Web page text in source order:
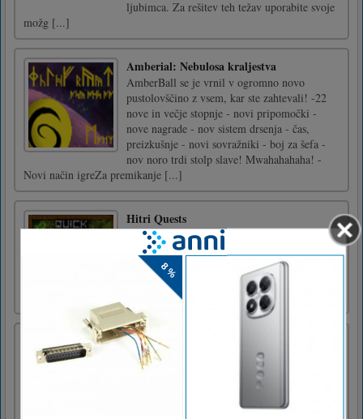
ljubimca. Za rešitev teh težav uporabite svoje
možg [...]
Amberial: Nebulosa kraljestva
AmberBall se je vrnil v ogromno novo
pustolovščino z vsem, kar ste zahtevali! -22
nove in večje stopnje - novi pripomočki -
nove nagrade - nov sistem drsenja - čas,
preizkušnje - novi sovražniki - boj za šefa -
nov noro trdi stolp slave! Mwahahahaha! -
Novi način igreZa premikanje [...]
Hitri Quests
Raziščite svet, bojne horde pošasti, ubijajte
zmaja in rešite princeso ... Vse v približno 5
minutah!Smerne tipke!
Peet Sneak
Prikradite se, oblikujte strategijo in rešite v
igri Peet Sneak - vaši najboljši prikriti